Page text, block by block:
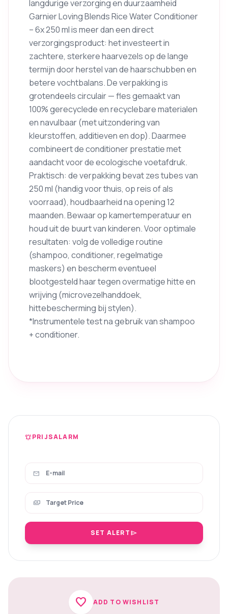
langdurige verzorging en duurzaamheid
Garnier Loving Blends Rice Water Conditioner
– 6x 250 ml is meer dan een direct
verzorgingsproduct: het investeert in
zachtere, sterkere haarvezels op de lange
termijn door herstel van de haarschubben en
betere vochtbalans. De verpakking is
grotendeels circulair — fles gemaakt van
100% gerecyclede en recyclebare materialen
en navulbaar (met uitzondering van
kleurstoffen, additieven en dop). Daarmee
combineert de conditioner prestatie met
aandacht voor de ecologische voetafdruk.
Praktisch: de verpakking bevat zes tubes van
250 ml (handig voor thuis, op reis of als
voorraad), houdbaarheid na opening 12
maanden. Bewaar op kamertemperatuur en
houd uit de buurt van kinderen. Voor optimale
resultaten: volg de volledige routine
(shampoo, conditioner, regelmatige
maskers) en bescherm eventueel
blootgesteld haar tegen overmatige hitte en
wrijving (microvezelhanddoek,
hittebescherming bij stylen).
*Instrumentele test na gebruik van shampoo
+ conditioner.
notifications_activePRIJSALARM
mail
payments
SET ALERTsend
favorite ADD TO WISHLIST